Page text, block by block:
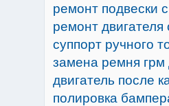
ремонт подвески
ремонт
суппорт ручного
замена ремня грм
двигатель после
полировка